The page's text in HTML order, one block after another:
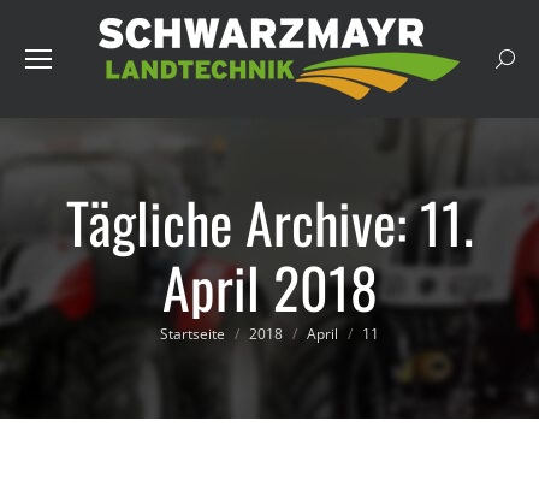
Tägliche Archive:11.
April 2018
Du bist hier:
Startseite 2018 April 11